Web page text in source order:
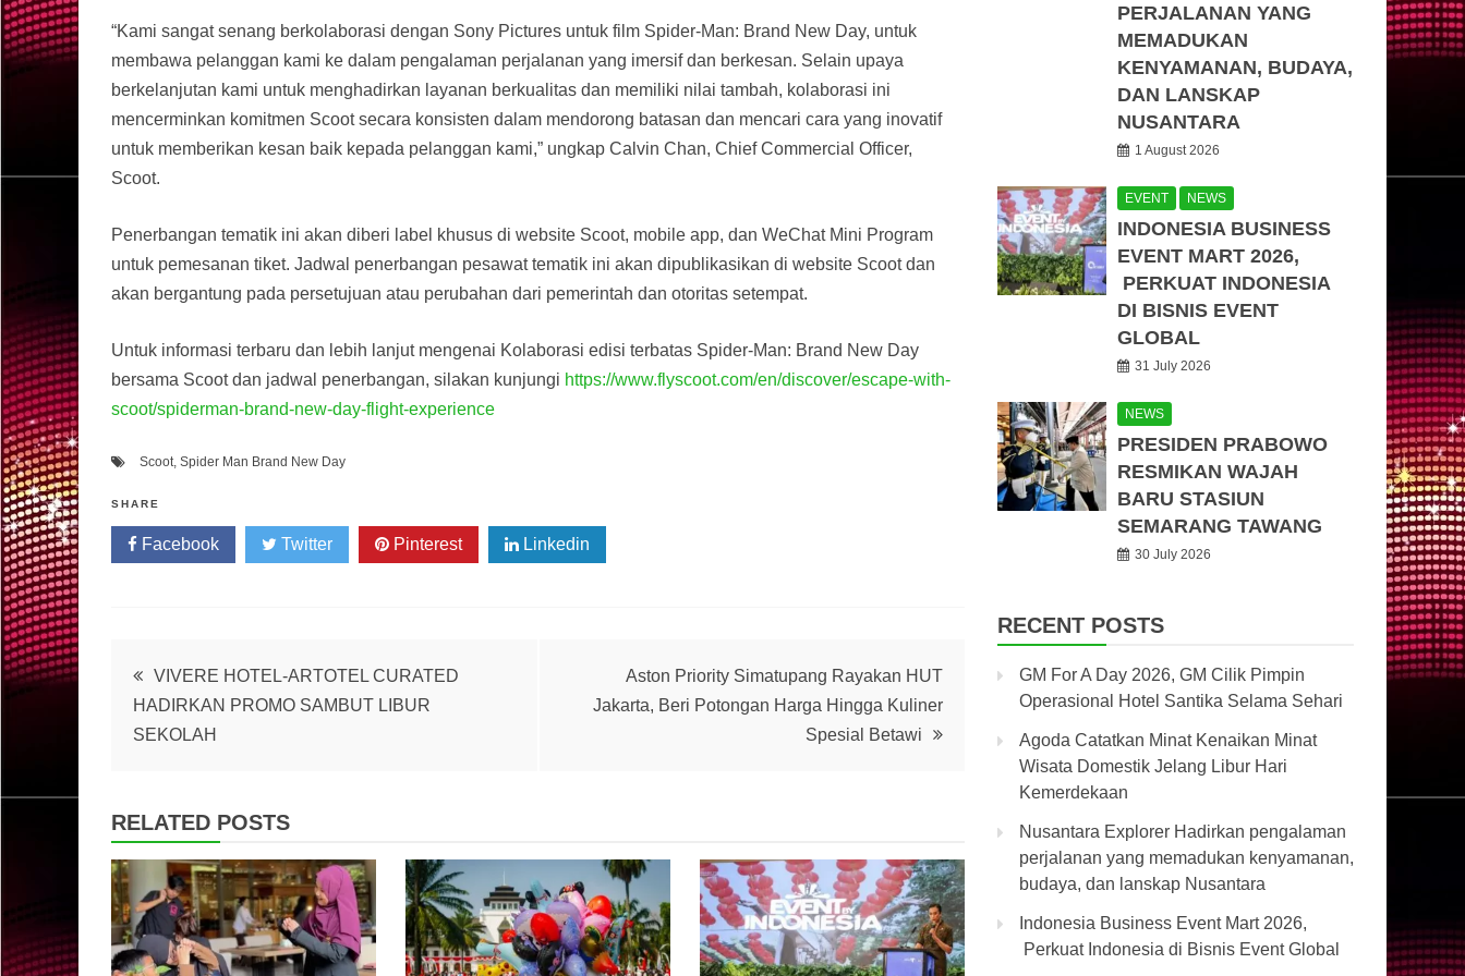
“Kami sangat senang berkolaborasi dengan Sony Pictures untuk film Spider-Man: Brand New Day, untuk
membawa pelanggan kami ke dalam pengalaman perjalanan yang imersif dan berkesan. Selain upaya
berkelanjutan kami untuk menghadirkan layanan berkualitas dan memiliki nilai tambah, kolaborasi ini
mencerminkan komitmen Scoot secara konsisten dalam mendorong batasan dan mencari cara yang inovatif
untuk memberikan kesan baik kepada pelanggan kami,” ungkap Calvin Chan, Chief Commercial Officer,
Scoot.
Penerbangan tematik ini akan diberi label khusus di website Scoot, mobile app, dan WeChat Mini Program
untuk pemesanan tiket. Jadwal penerbangan pesawat tematik ini akan dipublikasikan di website Scoot dan
akan bergantung pada persetujuan atau perubahan dari pemerintah dan otoritas setempat.
Untuk informasi terbaru dan lebih lanjut mengenai Kolaborasi edisi terbatas Spider-Man: Brand New Day
bersama Scoot dan jadwal penerbangan, silakan kunjungi https://www.flyscoot.com/en/discover/escape-with-
scoot/spiderman-brand-new-day-flight-experience
Scoot, Spider Man Brand New Day
SHARE
Facebook Twitter Pinterest Linkedin
Post
navigation
VIVERE HOTEL-ARTOTEL CURATED
HADIRKAN PROMO SAMBUT LIBUR
SEKOLAH
Aston Priority Simatupang Rayakan HUT
Jakarta, Beri Potongan Harga Hingga Kuliner
Spesial Betawi
RELATED POSTS
PERJALANAN YANG
MEMADUKAN
KENYAMANAN, BUDAYA,
DAN LANSKAP
NUSANTARA
1 August 2026
EVENT NEWS
INDONESIA BUSINESS
EVENT MART 2026,
PERKUAT INDONESIA
DI BISNIS EVENT
GLOBAL
31 July 2026
NEWS
PRESIDEN PRABOWO
RESMIKAN WAJAH
BARU STASIUN
SEMARANG TAWANG
30 July 2026
RECENT POSTS
GM For A Day 2026, GM Cilik Pimpin
Operasional Hotel Santika Selama Sehari
Agoda Catatkan Minat Kenaikan Minat
Wisata Domestik Jelang Libur Hari
Kemerdekaan
Nusantara Explorer Hadirkan pengalaman
perjalanan yang memadukan kenyamanan,
budaya, dan lanskap Nusantara
Indonesia Business Event Mart 2026,
Perkuat Indonesia di Bisnis Event Global